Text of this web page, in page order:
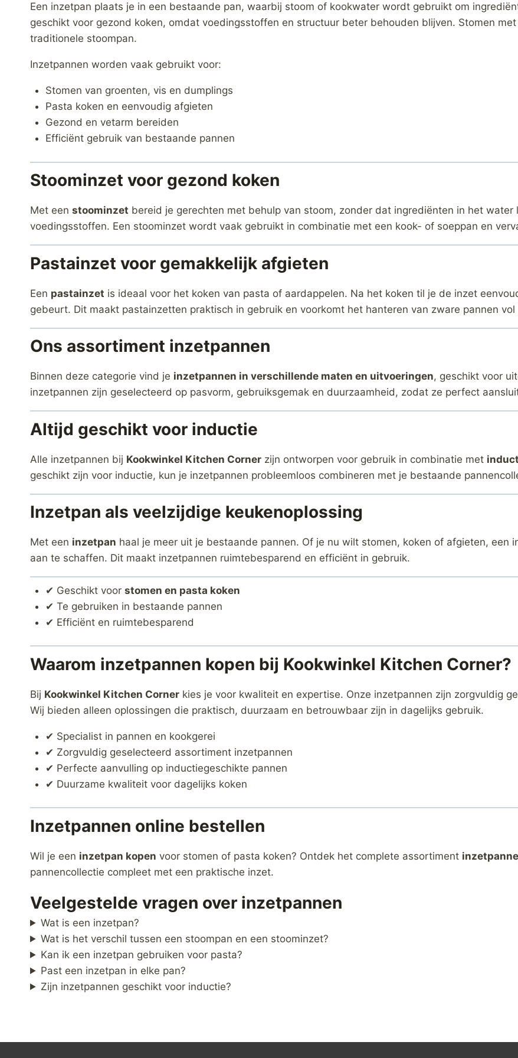
Een inzetpan plaats je in een bestaande pan, waarbij stoom of kookwater wordt gebruikt om
geschikt voor gezond koken, omdat voedingsstoffen en structuur beter behouden blijven. Stomen
traditionele stoompan.
Inzetpannen worden vaak gebruikt voor:
Stomen van groenten, vis en dumplings
Pasta koken en eenvoudig afgieten
Gezond en vetarm bereiden
Efficiënt gebruik van bestaande pannen
Stoominzet voor gezond koken
Met een stoominzet bereid je gerechten met behulp van stoom, zonder dat ingrediënten in het
voedingsstoffen. Een stoominzet wordt vaak gebruikt in combinatie met een kook- of soeppan en
Pastainzet voor gemakkelijk afgieten
Een pastainzet is ideaal voor het koken van pasta of aardappelen. Na het koken til je de inzet
gebeurt. Dit maakt pastainzetten praktisch in gebruik en voorkomt het hanteren van zware pannen
Ons assortiment inzetpannen
Binnen deze categorie vind je inzetpannen in verschillende maten en uitvoeringen, geschikt voor
inzetpannen zijn geselecteerd op pasvorm, gebruiksgemak en duurzaamheid, zodat ze perfect
Altijd geschikt voor inductie
Alle inzetpannen bij Kookwinkel Kitchen Corner zijn ontworpen voor gebruik in combinatie met
geschikt zijn voor inductie, kun je inzetpannen probleemloos combineren met je bestaande
Inzetpan als veelzijdige keukenoplossing
Met een inzetpan haal je meer uit je bestaande pannen. Of je nu wilt stomen, koken of afgieten,
aan te schaffen. Dit maakt inzetpannen ruimtebesparend en efficiënt in gebruik.
✔ Geschikt voor stomen en pasta koken
✔ Te gebruiken in bestaande pannen
✔ Efficiënt en ruimtebesparend
Waarom inzetpannen kopen bij Kookwinkel Kitchen Corner?
Bij Kookwinkel Kitchen Corner kies je voor kwaliteit en expertise. Onze inzetpannen zijn zorgvuldig
Wij bieden alleen oplossingen die praktisch, duurzaam en betrouwbaar zijn in dagelijks gebruik.
✔ Specialist in pannen en kookgerei
✔ Zorgvuldig geselecteerd assortiment inzetpannen
✔ Perfecte aanvulling op inductiegeschikte pannen
✔ Duurzame kwaliteit voor dagelijks koken
Inzetpannen online bestellen
Wil je een inzetpan kopen voor stomen of pasta koken? Ontdek het complete assortiment
pannencollectie compleet met een praktische inzet.
Veelgestelde vragen over inzetpannen
Wat is een inzetpan?
Wat is het verschil tussen een stoompan en een stoominzet?
Kan ik een inzetpan gebruiken voor pasta?
Past een inzetpan in elke pan?
Zijn inzetpannen geschikt voor inductie?